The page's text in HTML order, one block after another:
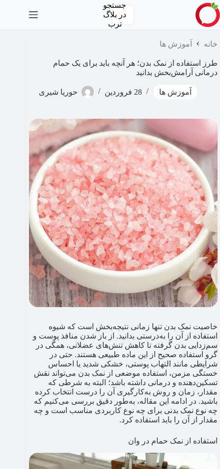
پرش
به
محتوا
جستجو
در بلاگ
ترب
خانه آموزش ها
طرز استفاده از نمک بدن؛ هر آنچه باید برای یک حمام
درمانی آرامش‌بخش بدانید
آموزش ها 28 فروردین حوریا شیری
خاصیت نمک بدن تنها زمانی نتیجه‌بخش است که شیوه‌
استفاده‌ از آن را به‌درستی بدانید. از باز شدن منافذ پوست و
سم‌زدایی بدن گرفته تا کاهش تنش‌های عضلانی، همگی در
گرو استفاده‌ صحیح از این ماده طبیعی هستند. حتی در
شرایطی مانند التهاب پوستی، خشکی شدید یا احساس
خستگی مزمن، استفاده موضعی از نمک بدن می‌تواند نقش
تسکین‌دهنده و درمانی داشته باشد؛ البته به شرطی که
مقدار، زمان و روش به‌کارگیری آن را درست انتخاب کرده
باشید. در ادامه این مقاله، به‌طور دقیق بررسی می‌کنیم که
چه نوع نمک بدنی برای چه نوع کاربردی مناسب است و چه
مقدار از آن را باید استفاده کرد.
استفاده از نمک حمام در وان